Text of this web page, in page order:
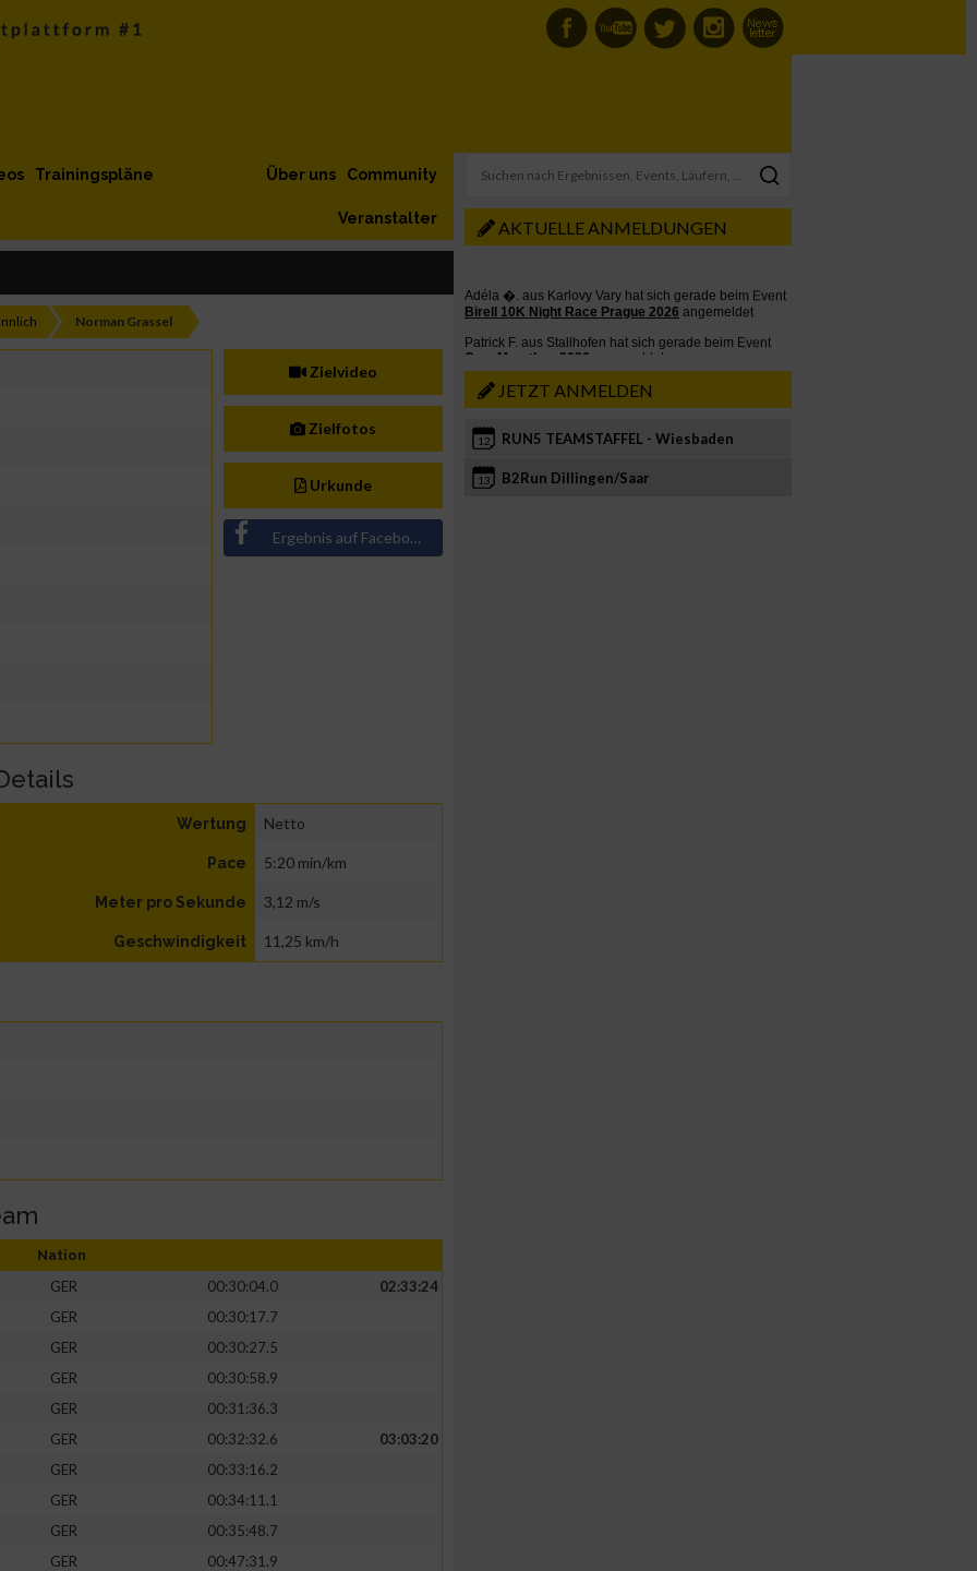
Trainingspläne Community
Über uns
Veranstalter
Norman Grassel
Zielvideo
Zielfotos
Urkunde
Ergebnis auf Facebook teilen
Wertung Netto
Pace 5:20 min/km
Meter pro Sekunde 3,12 m/s
Geschwindigkeit 11,25 km/h
Nation
GER 00:30:04.0
02:33:24
GER
00:30:17.7
GER
00:30:27.5
GER
00:30:58.9
GER
00:31:36.3
GER 00:32:32.6
03:03:20
GER
00:33:16.2
GER
00:34:11.1
GER
00:35:48.7
GER 00:47:31.9
AKTUELLE ANMELDUNGEN
JETZT ANMELDEN
12 RUN5 TEAMSTAFFEL - Wiesbaden
13 B2Run Dillingen/Saar